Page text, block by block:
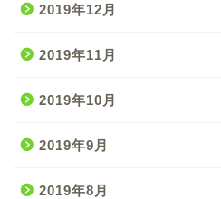
2019年12月
2019年11月
2019年10月
2019年9月
2019年8月